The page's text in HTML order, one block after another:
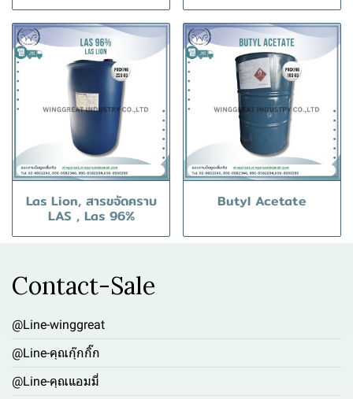
Las Lion, สารขจัดคราบ
LAS , Las 96%
Butyl Acetate
Contact-Sale
@Line-winggreat
@Line-คุณกุ๊กกิ๊ก
@Line-คุณแอมมี่